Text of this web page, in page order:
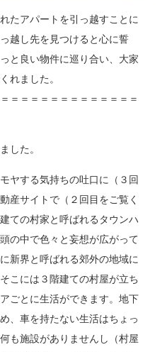
たアパートを引っ越すことに
越し先を見つけると心に誓
と良い物件に巡り合い、大家
れました。
＝＝＝＝＝＝＝＝＝＝＝＝＝
した。
ヤする気持ちの吐口に（３回
産サイトで（２回目をご覧く
ての村家と呼ばれるタウンハ
の中で色々と妄想が広がって
新界と呼ばれる郊外の地域に
こには３階建ての村屋が立ち
ごとに生活ができます。地下
、車を持たない生活はちょっ
も施設がありませんし（村屋